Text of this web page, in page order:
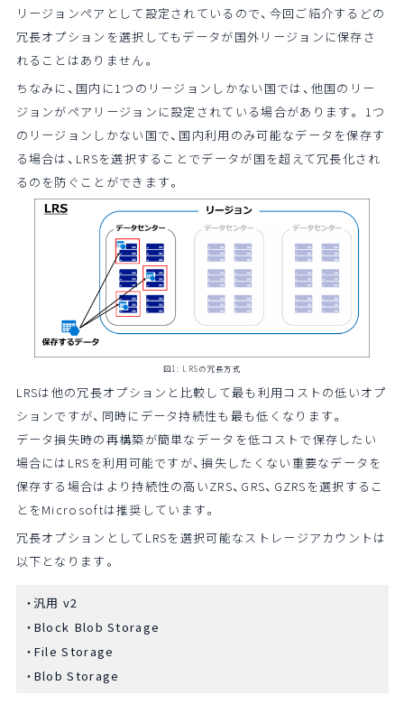
リージョンペアとして設定されているので、今回ご紹介するどの
冗長オプションを選択してもデータが国外リージョンに保存さ
れることはありません。
ちなみに、国内に1つのリージョンしかない国では、他国のリー
ジョンがペアリージョンに設定されている場合があります。 1つ
のリージョンしかない国で、国内利用のみ可能なデータを保存す
る場合は、LRSを選択することでデータが国を超えて冗長化され
るのを防ぐことができます。
図1: LRSの冗長方式
LRSは他の冗長オプションと比較して最も利用コストの低いオプ
ションですが、同時にデータ持続性も最も低くなります。
データ損失時の再構築が簡単なデータを低コストで保存したい
場合にはLRSを利用可能ですが、損失したくない重要なデータを
保存する場合はより持続性の高いZRS、GRS、GZRSを選択するこ
とをMicrosoftは推奨しています。
冗長オプションとしてLRSを選択可能なストレージアカウントは
以下となります。
汎用 v2
Block Blob Storage
File Storage
Blob Storage